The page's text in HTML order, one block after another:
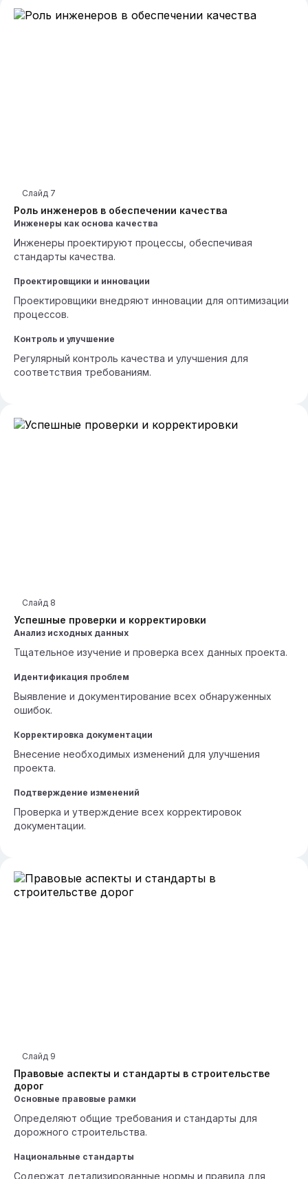
Роль инженеров в обеспечении качества
Слайд 7
Инженеры как основа качества
Инженеры проектируют процессы, обеспечивая
стандарты качества.
Проектировщики и инновации
Проектировщики внедряют инновации для оптимизации
процессов.
Контроль и улучшение
Регулярный контроль качества и улучшения для
соответствия требованиям.
Успешные проверки и корректировки
Слайд 8
Анализ исходных данных
Тщательное изучение и проверка всех данных проекта.
Идентификация проблем
Выявление и документирование всех обнаруженных
ошибок.
Корректировка документации
Внесение необходимых изменений для улучшения
проекта.
Подтверждение изменений
Проверка и утверждение всех корректировок
документации.
Правовые аспекты и стандарты в строительстве
дорог
Слайд 9
Основные правовые рамки
Определяют общие требования и стандарты для
дорожного строительства.
Национальные стандарты
Содержат детализированные нормы и правила для